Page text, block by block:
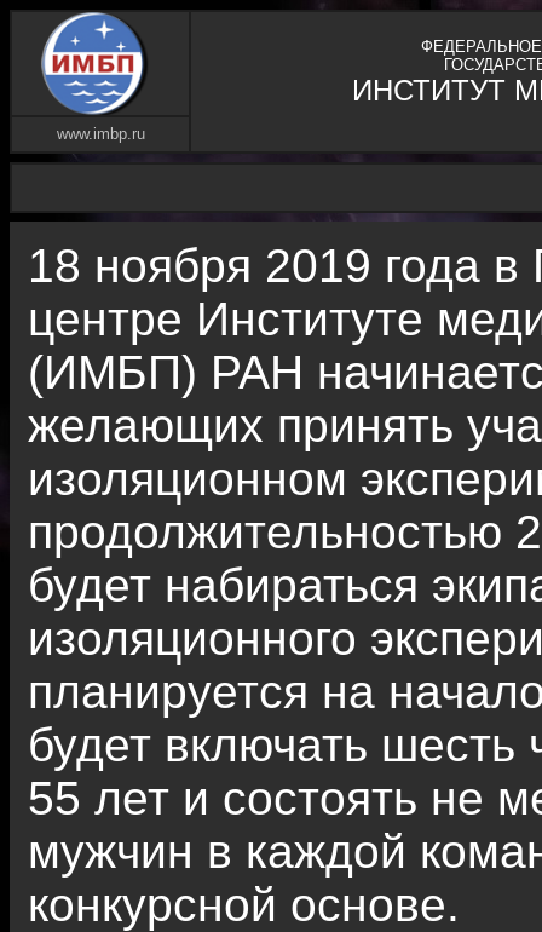
ИНСТИТУТ
www.imbp.ru
18 ноября 2019 года
центре Институте
(ИМБП) РАН
желающих принять
изоляционном
продолжительностью
будет набираться
изоляционного
планируется на
будет включать шесть
55 лет и состоять не
мужчин в каждой
конкурсной основе.